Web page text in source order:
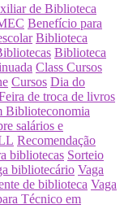
de Biblioteca
Benefício para
Biblioteca
Biblioteca
Class Cursos
Cursos Dia do
de troca de livros
Biblioteconomia
salários e
Recomendação
bibliotecas Sorteio
bibliotecário Vaga
de biblioteca Vaga
Técnico em